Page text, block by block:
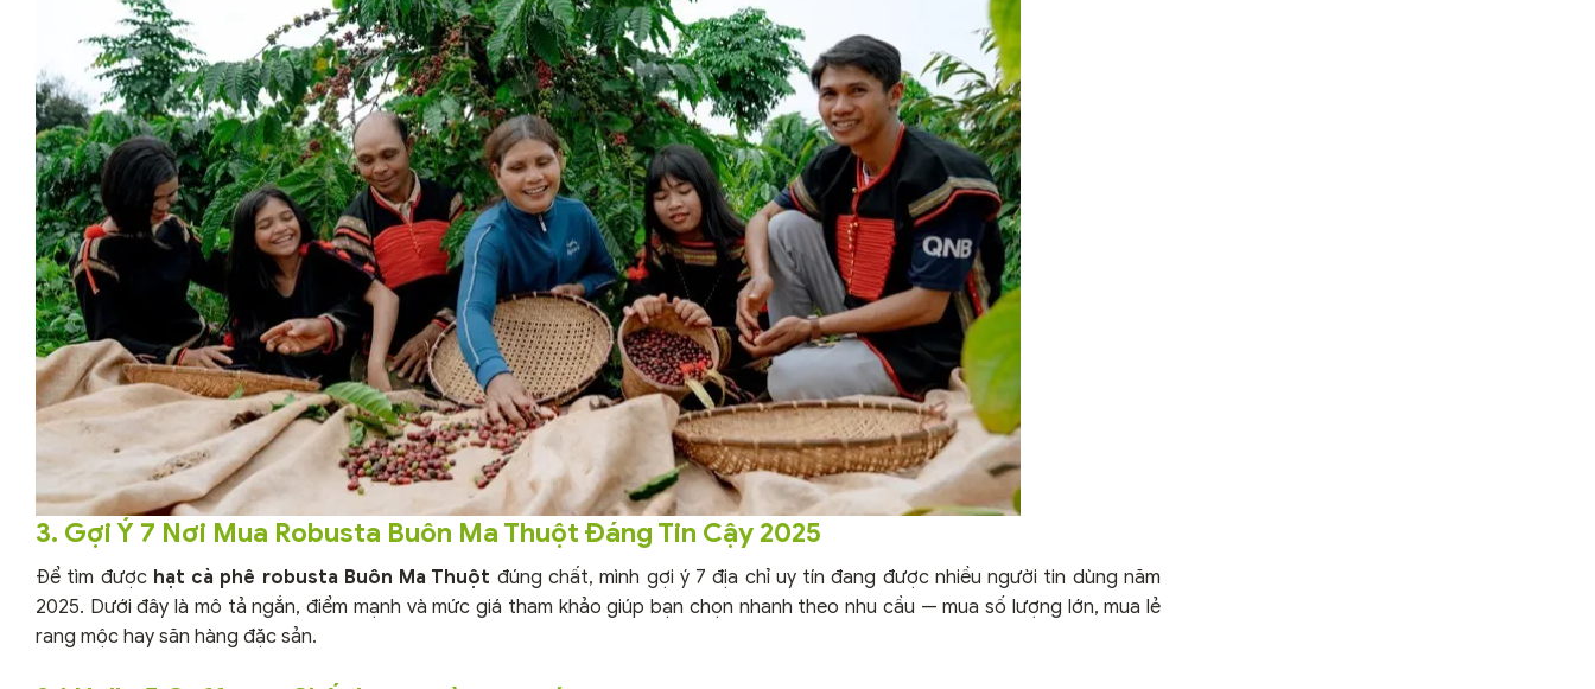
3. Gợi Ý 7 Nơi Mua Robusta Buôn Ma Thuột Đáng Tin Cậy 2025
Để tìm được hạt cà phê robusta Buôn Ma Thuột đúng chất, mình gợi ý 7 địa chỉ uy tín đang được nhiều người tin dùng năm
2025. Dưới đây là mô tả ngắn, điểm mạnh và mức giá tham khảo giúp bạn chọn nhanh theo nhu cầu — mua số lượng lớn, mua lẻ
rang mộc hay săn hàng đặc sản.